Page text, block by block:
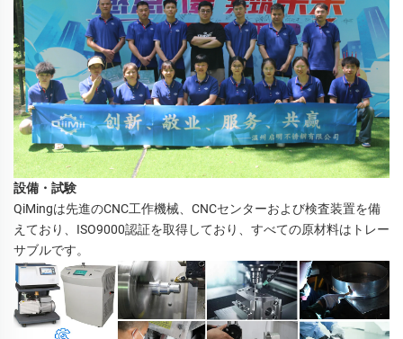
設備・試験
QiMingは先進のCNC工作機械、CNCセンターおよび検査装置を備
えており、ISO9000認証を取得しており、すべての原材料はトレー
サブルです。